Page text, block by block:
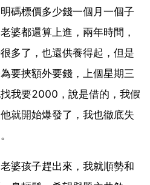
碼標價多少錢一個月一個子
婆都還算上進，兩年時間，
多了，也還供養得起，但是
要挾額外要錢，上個星期三
我要2000，說是借的，我假
就開始爆發了，我也徹底失
婆孩子趕出來，我就順勢和